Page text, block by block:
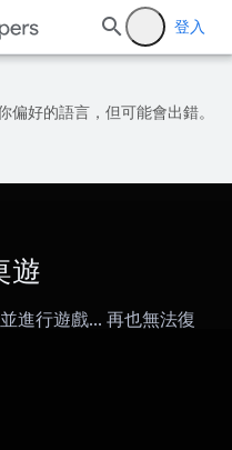
登入
偏好的語言，但可能會出錯。
遊
進行遊戲... 再也無法復